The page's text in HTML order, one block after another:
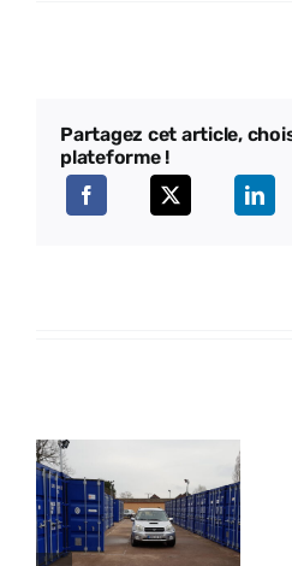
Partagez cet article,
plateforme !